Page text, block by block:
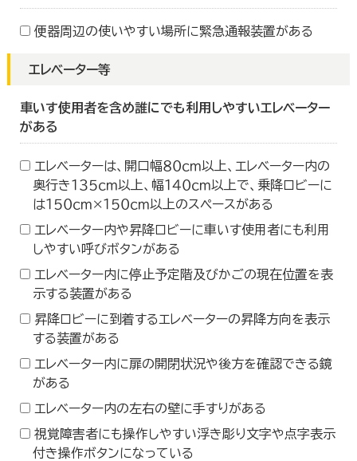
便器周辺の使いやすい場所に緊急通報装置がある
エレベーター等
車いす使用者を含め誰にでも利用しやすいエレベーター
がある
エレベーターは、開口幅８０ｃｍ以上、エレベーター内の
奥行き１３５ｃｍ以上、幅１４０ｃｍ以上で、乗降ロビーに
は１５０ｃｍ×１５０ｃｍ以上のスペースがある
エレベーター内や昇降ロビーに車いす使用者にも利用
しやすい呼びボタンがある
エレベーター内に停止予定階及びかごの現在位置を表
示する装置がある
昇降ロビーに到着するエレベーターの昇降方向を表示
する装置がある
エレベーター内に扉の開閉状況や後方を確認できる鏡
がある
エレベーター内の左右の壁に手すりがある
視覚障害者にも操作しやすい浮き彫り文字や点字表示
付き操作ボタンになっている